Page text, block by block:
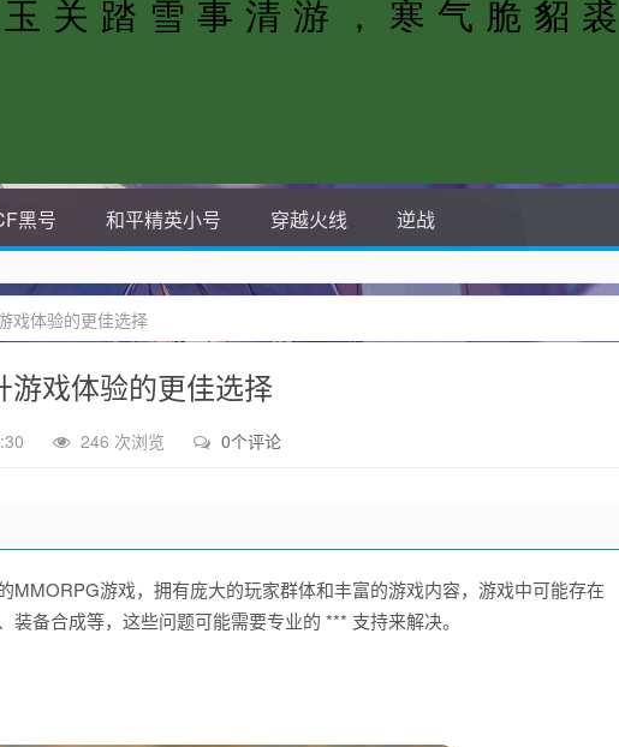
黑号 和平精英小号 穿越火线 逆战
戏体验的更佳选择
游戏体验的更佳选择
246 次浏览 0个评论
MMORPG游戏，拥有庞大的玩家群体和丰富的游戏内容，游戏中可能存在
备合成等，这些问题可能需要专业的 *** 支持来解决。